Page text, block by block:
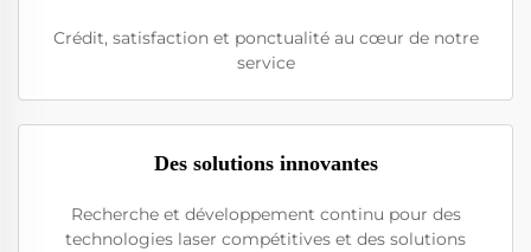
Crédit, satisfaction et ponctualité au cœur de notre
service
Des solutions innovantes
Recherche et développement continu pour des
technologies laser compétitives et des solutions